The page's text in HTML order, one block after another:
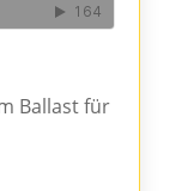
Ballast für